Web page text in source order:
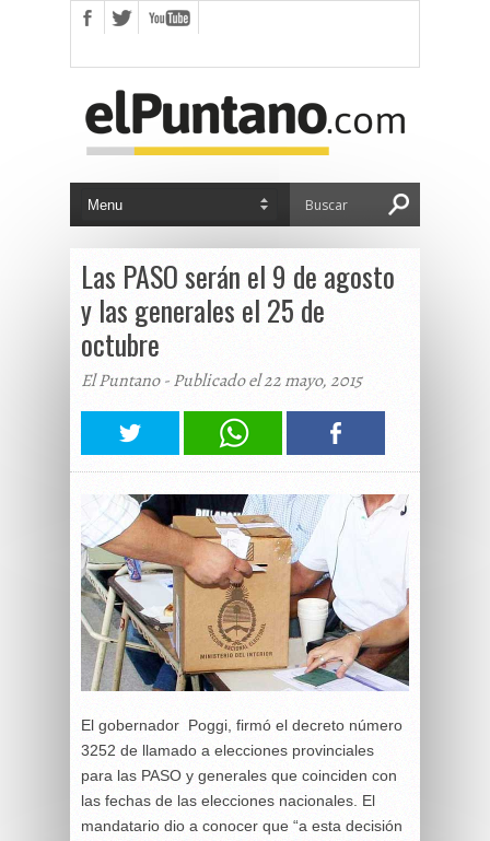
Las PASO serán el 9 de agosto
y las generales el 25 de
octubre
El Puntano - Publicado el 22 mayo, 2015
El gobernador Poggi, firmó el decreto número
3252 de llamado a elecciones provinciales
para las PASO y generales que coinciden con
las fechas de las elecciones nacionales. El
mandatario dio a conocer que “a esta decisión